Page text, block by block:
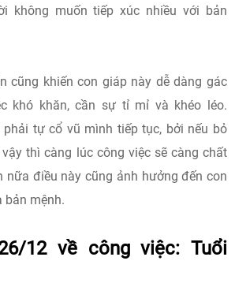
không muốn tiếp xúc nhiều với bản
cũng khiến con giáp này dễ dàng gác
khó khăn, cần sự tỉ mỉ và khéo léo.
tự cổ vũ mình tiếp tục, bởi nếu bỏ
thì càng lúc công việc sẽ càng chất
nữa điều này cũng ảnh hưởng đến con
bản mệnh.
12 về công việc: Tuổi